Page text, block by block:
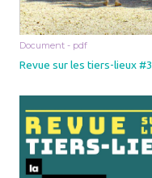
Document - pdf
Revue sur les tiers-lieux #3